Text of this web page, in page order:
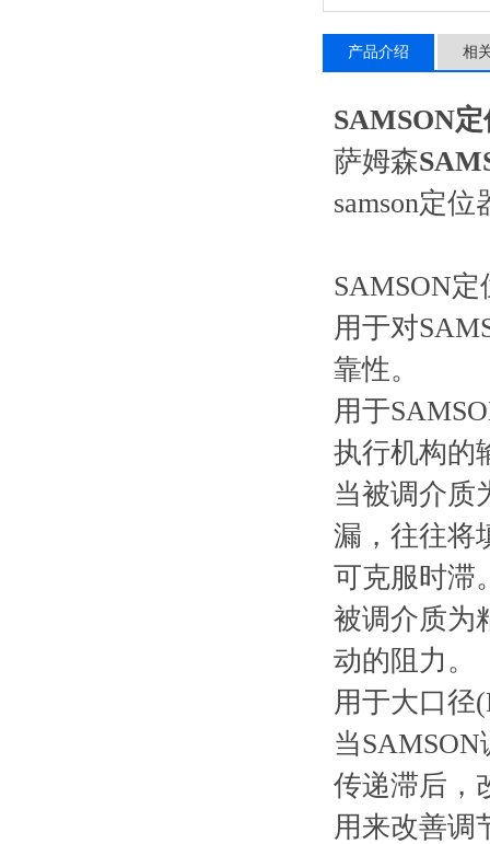
产品介绍 相
SAMSON
萨姆森
samson定
SAMSON
用于对
靠性。
用于
执行机构的
当被调介质
漏，往往将
可克服时滞
被调介质为
动的阻力。
用于大口径
当
传递滞后，
用来改善调